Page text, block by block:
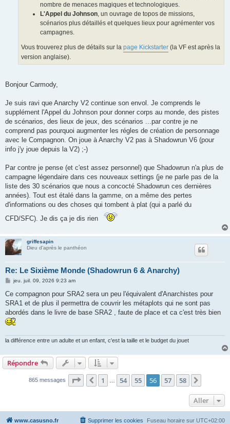
nombre de menaces magiques et technologiques.
L'Appel du Johnson , un ouvrage de topos de missions,
scénarios plus détaillés et quelques lieux pour agrémenter vos
campagnes.
Vous trouverez plus de détails sur la page Kickstarter (la VF est après la
version anglaise).
Bonjour Carmody,
Je suis ravi que Anarchy V2 continue son envol. Je comprends le
supplément l'Appel du Johnson pour donner corps au monde, des pistes
de scénarios, des lieux de jeux, des scénarios ...par contre je ne
comprend pas pourquoi augmenter les régles de création de personnage
avec le Compagnon. On joue à Anarchy V2 pas à Shadowrun V6 (pour
info j'y joue depuis la V2) ;-)
Par contre je pense (et c'est assez personnel) que Shadowrun n'a plus de
campagne légendaire dans ces nouveaux settings (je ne parle pas de la
liste des 30 scénarios que nous a concocté Shadowrun ces dernières
années). Tout est étalé dans la gamme, on a même des pertes
d'informations ou des choses qui tombent à plat (qui a parlé du
CFD/SFC). Je dis ça je dis rien
griffesapin
Dieu d'après le panthéon
Re: Le Sixième Monde (Shadowrun 6 & Anarchy)
M
s
a
g
e
jeu. juil. 09, 2026 9:23 am
Ce compagnon pour SRA2 sera un peu l'équivalent d'Anarchistes pour
SRA1 et de plus il permettra de couvrir les métaplots qui ne sont pas
abordés dans le livre de base SRA2 , faute de place et ca c'est très bien
la différence entre un adulte et un enfant, c'est la taille et le budget du jouet
Répondre
865 messages Page 56 sur 58
Précédent
1 … 54 55 56 57 58
Aller
www.casusno.fr Fuseau horaire sur UTC+02:00
Supprimer les cookies